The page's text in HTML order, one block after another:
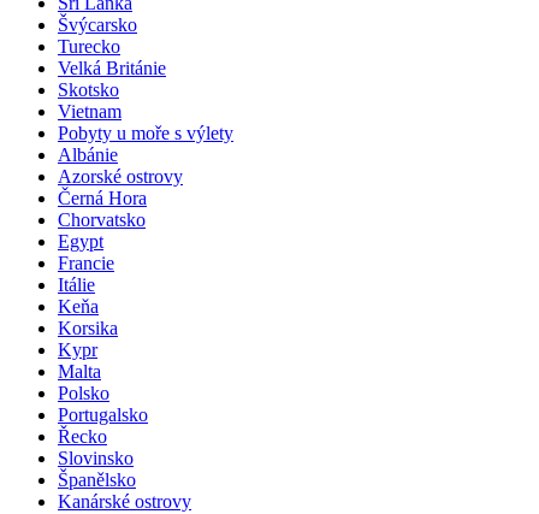
Švýcarsko
Turecko
Velká Británie
Skotsko
Vietnam
Pobyty u moře s výlety
Albánie
Azorské ostrovy
Černá Hora
Chorvatsko
Egypt
Francie
Itálie
Keňa
Korsika
Kypr
Malta
Polsko
Portugalsko
Řecko
Slovinsko
Španělsko
Kanárské ostrovy